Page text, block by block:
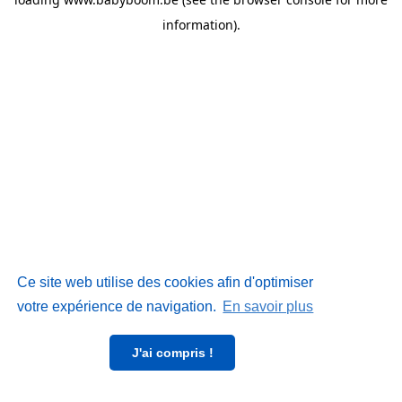
Ce site web utilise des cookies afin d'optimiser
votre expérience de navigation. En savoir plus
J'ai compris !
information).